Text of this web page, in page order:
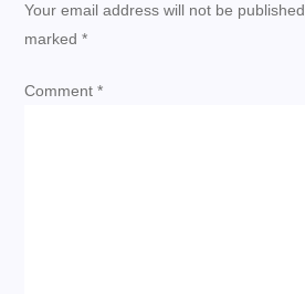
Your email address will not be published.
marked*
Comment*